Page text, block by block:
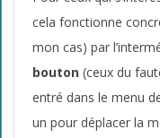
cela fonctionne
mon cas) par
bouton (ceux du
entré dans le menu
un pour déplacer la